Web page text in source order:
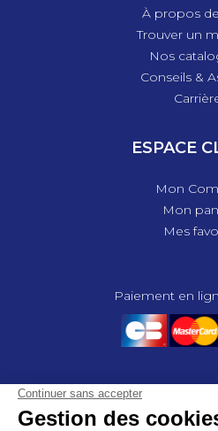
À propos
Trouver un
Nos
Conseils &
ESPACE
Mon
Mon
Mes
Paiement en
© 2025 - GROUPE COMPAS,
MENTIONS LÉGALES
CGV